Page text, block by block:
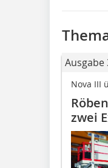
Ausgabe
Nova III
zwei